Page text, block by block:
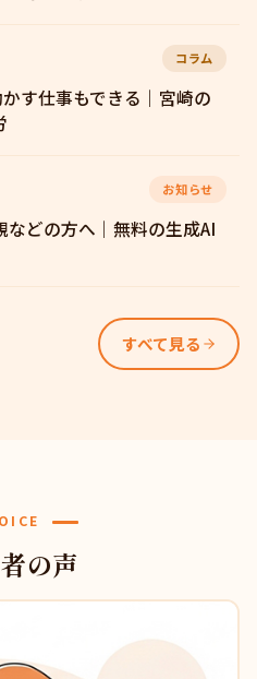
コラム
す仕事もできる｜宮崎の
お知らせ
どの方へ｜無料の生成AI
すべて見る
の声